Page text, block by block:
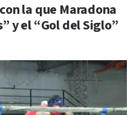
la que Maradona
y el “Gol del Siglo”